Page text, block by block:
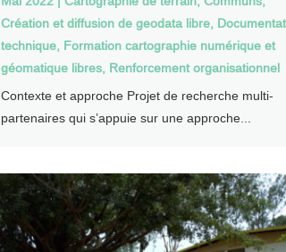
Création et diffusion de geodata libre,
technique, Formation cartographie numérique et
géomatique libres, Renforcement organisationnel
Contexte et approche Projet de recherche multi-
partenaires qui s’appuie sur une approche...